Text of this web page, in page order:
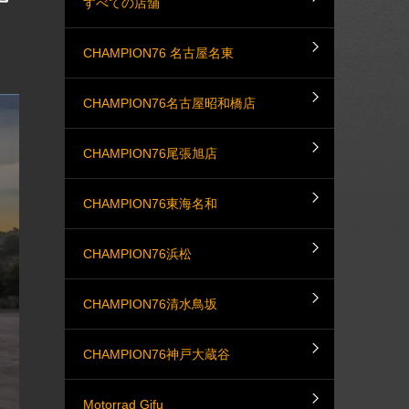
CHAMPION76 名古屋名東
CHAMPION76名古屋昭和橋店
CHAMPION76尾張旭店
CHAMPION76東海名和
CHAMPION76浜松
CHAMPION76清水鳥坂
CHAMPION76神戸大蔵谷
Motorrad Gifu